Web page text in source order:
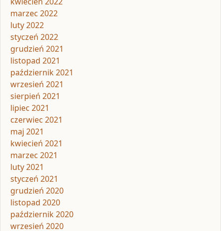
marzec 2022
luty 2022
styczeń 2022
grudzień 2021
listopad 2021
październik 2021
wrzesień 2021
sierpień 2021
lipiec 2021
czerwiec 2021
maj 2021
kwiecień 2021
marzec 2021
luty 2021
styczeń 2021
grudzień 2020
listopad 2020
październik 2020
wrzesień 2020